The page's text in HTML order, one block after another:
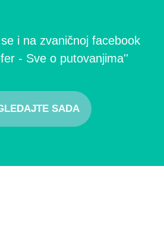
i na zvaničnoj facebook
- Sve o putovanjima''
SADA